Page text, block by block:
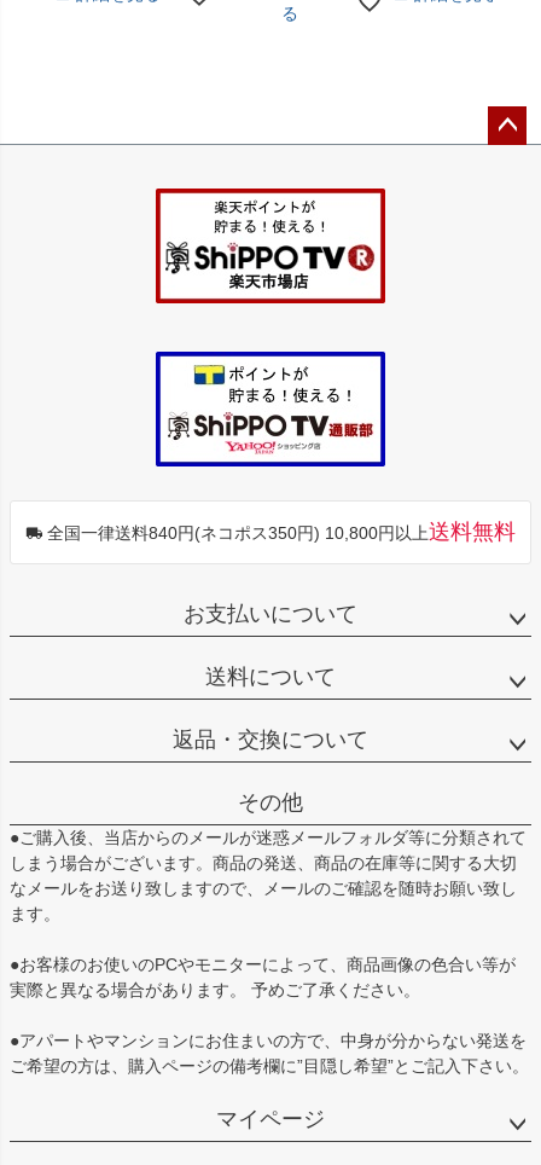
る
全国一律送料840円(ネコポス350円) 10,800円以上送料無料
お支払いについて
送料について
返品・交換について
その他
●ご購入後、当店からのメールが迷惑メールフォルダ等に分類されて
しまう場合がございます。商品の発送、商品の在庫等に関する大切
なメールをお送り致しますので、メールのご確認を随時お願い致し
ます。
●お客様のお使いのPCやモニターによって、商品画像の色合い等が
実際と異なる場合があります。 予めご了承ください。
●アパートやマンションにお住まいの方で、中身が分からない発送を
ご希望の方は、購入ページの備考欄に”目隠し希望”とご記入下さい。
マイページ